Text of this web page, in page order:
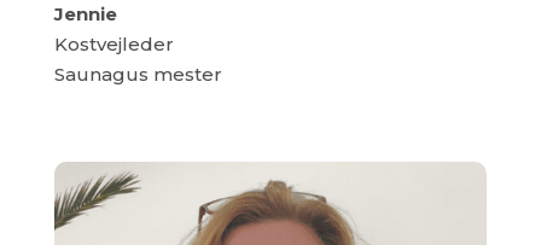
Jennie
Kostvejleder
Saunagus mester